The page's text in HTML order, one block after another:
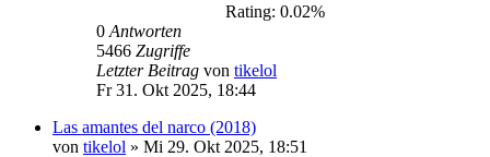
Rating: 0.02%
0 Antworten
5466 Zugriffe
Letzter Beitrag von tikelol
Fr 31. Okt 2025, 18:44
Las amantes del narco (2018)
von tikelol » Mi 29. Okt 2025, 18:51